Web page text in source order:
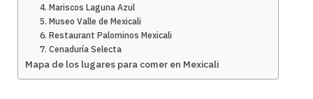
4. Mariscos Laguna Azul
5. Museo Valle de Mexicali
6. Restaurant Palominos Mexicali
7. Cenaduría Selecta
Mapa de los lugares para comer en Mexicali